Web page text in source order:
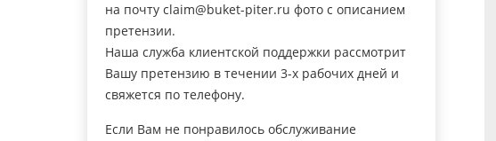
на почту claim@buket-piter.ru фото с описанием
претензии.
Наша служба клиентской поддержки рассмотрит
Вашу претензию в течении 3-х рабочих дней и
свяжется по телефону.
Если Вам не понравилось обслуживание